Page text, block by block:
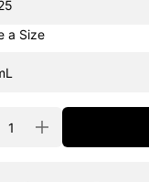
Choose a Size
Increase
quantity